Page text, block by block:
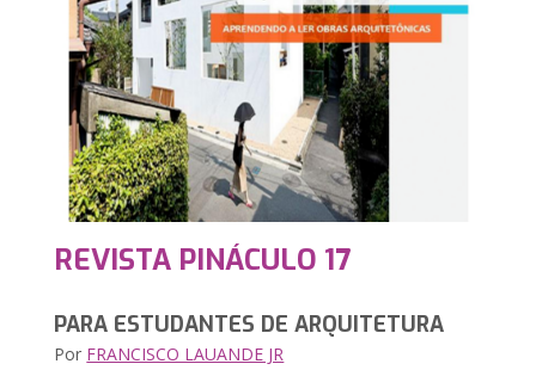
REVISTA PINÁCULO 17
PARA ESTUDANTES DE ARQUITETURA
Por FRANCISCO LAUANDE JR